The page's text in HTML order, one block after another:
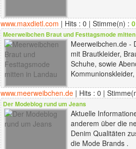
www.maxdietl.com | Hits : 0 | Stimme(n) : 0
Meerweibchen Braut und Festtagsmode
Meerweibchen.de -
mit Brautkleider,
Schuhe, sowie
www.meerweibchen.de| Hits : 0 |
Der Modeblog rund um Jeans
Aktuelle
anderem über die
Denim Qualitäten
die Mode Brands .